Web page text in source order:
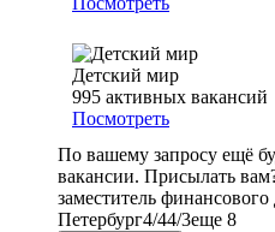
Детский мир
995 активных вакансий
Посмотреть
По вашему запросу ещё
вакансии. Присылать
заместитель финансового
Петербург4/44/3еще 8